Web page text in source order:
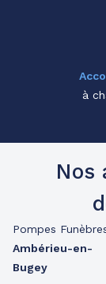
à
Nos
Pompes
Ambérieu-en-
Bugey